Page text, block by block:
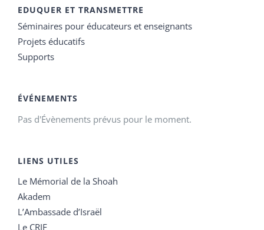
EDUQUER ET TRANSMETTRE
Séminaires pour éducateurs et enseignants
Projets éducatifs
Supports
ÉVÉNEMENTS
Pas d'Évènements prévus pour le moment.
LIENS UTILES
Le Mémorial de la Shoah
Akadem
L’Ambassade d’Israël
Le CRIF